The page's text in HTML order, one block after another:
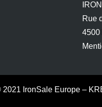
Rue
4500
2021 IronSale Europe–